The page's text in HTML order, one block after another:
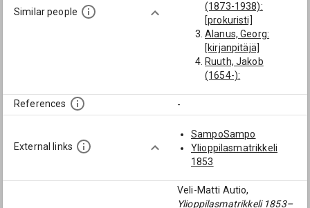
Similar people
(1873-1938):
[prokuristi]
Alanus, Georg:
[kirjanpitäjä]
Ruuth, Jakob
(1654-):
(1869-1931):
[kirjanpitäjä]
Salander, Johan
(1782-):
Helin (→ Heliä),
August Ivar (1872-
References -
External links
SampoSampo
Ylioppilasmatrikkeli
1853
Veli-Matti Autio,
Ylioppilasmatrikkeli 1853–